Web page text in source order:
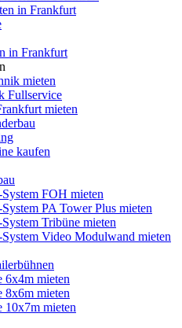
in Frankfurt
in Frankfurt
mieten
Fullservice
mieten
kaufen
FOH mieten
PA Tower Plus mieten
Tribüne mieten
Video Modulwand mieten
6x4m mieten
8x6m mieten
10x7m mieten